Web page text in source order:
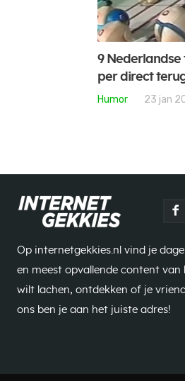
9
per direct
Humor 23 jan
Op internetgekkies.nl vind je
en meest opvallende content
wilt lachen, ontdekken of je
ons ben je aan het juiste adres!